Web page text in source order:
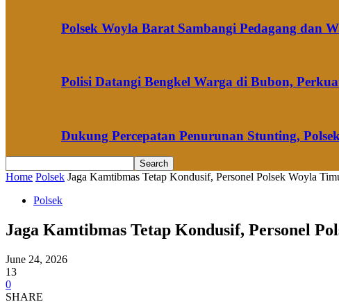
Polsek Woyla Barat Sambangi Pedagang dan
Polisi Datangi Bengkel Warga di Bubon,
Dukung Percepatan Penurunan Stunting,
Home Polsek Jaga Kamtibmas Tetap Kondusif, Personel Polsek Woyla
Polsek
Jaga Kamtibmas Tetap Kondusif, Personel
June 24, 2026
13
0
SHARE